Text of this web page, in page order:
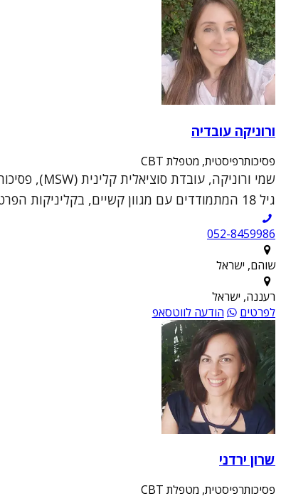
ורוניקה עובדיה
פסיכותרפיסטית, מטפלת CBT
גיל 18 המתמודדים עם מגוון קשיים, בקליניקות הפרטיות שלי בשוהם וברעננה.הגישה הטיפולית שלי נ...
052-8459986
שוהם, ישראל
רעננה, ישראל
לפרטים
הודעה לווטסאפ
שרון ירדני
פסיכותרפיסטית, מטפלת CBT